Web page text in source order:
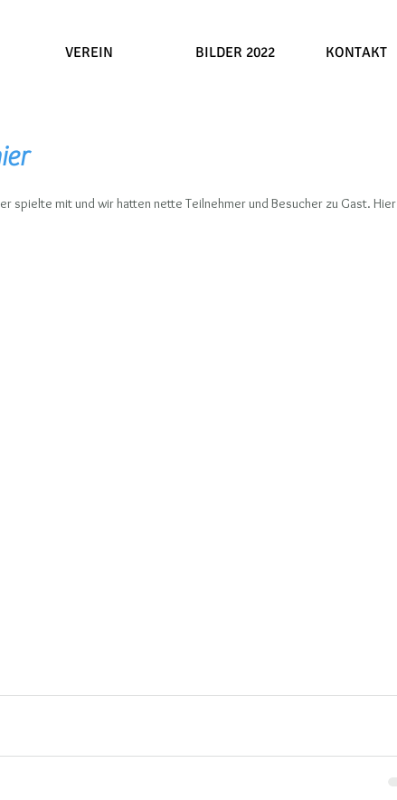
VEREIN BILDER 2022 KONTAKT
spielte mit und wir hatten nette Teilnehmer und Besucher zu Gast. Hier